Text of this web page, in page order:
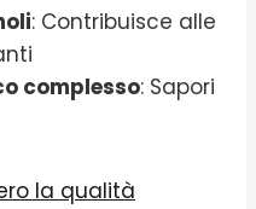
: Contribuisce alle
complesso: Sapori
la qualità